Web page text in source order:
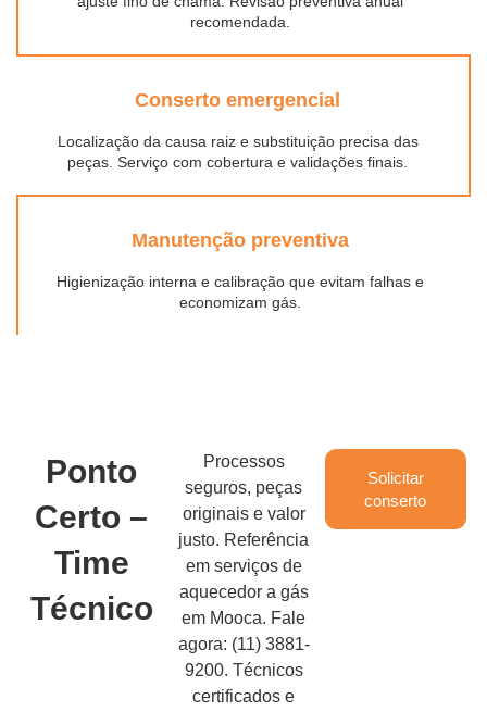
recomendada.
Conserto emergencial
Localização da causa raiz e substituição precisa das
peças. Serviço com cobertura e validações finais.
Manutenção preventiva
Higienização interna e calibração que evitam falhas e
economizam gás.
Ponto
Certo –
Time
Técnico
Processos
seguros, peças
originais e valor
justo. Referência
em serviços de
aquecedor a gás
em Mooca. Fale
agora: (11) 3881-
9200. Técnicos
certificados e
Solicitar
conserto